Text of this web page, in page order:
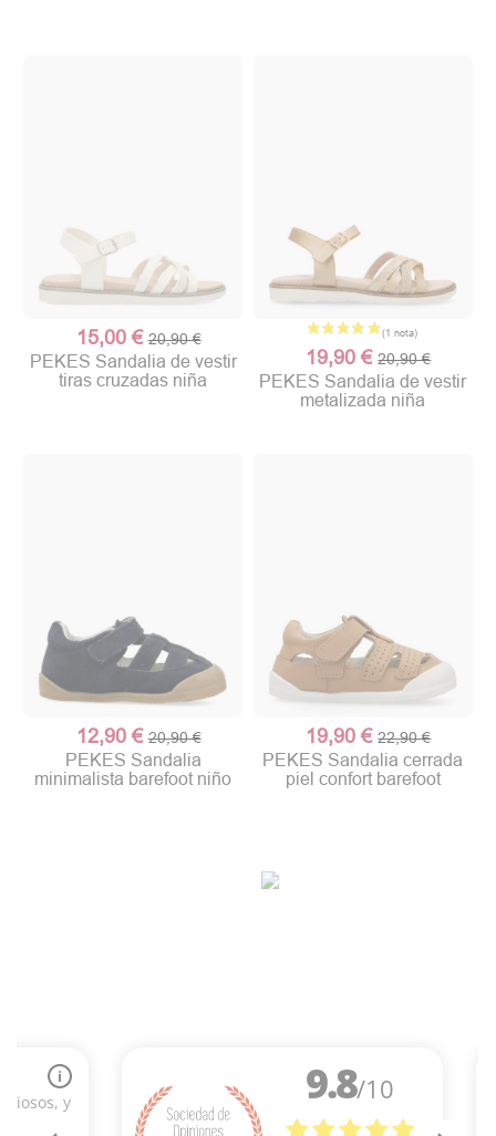
15,00 € 20,90 €
PEKES Sandalia de vestir
tiras cruzadas niña
19,90 € 20,90 €
PEKES Sandalia de vestir
metalizada niña
12,90 € 20,90 €
PEKES Sandalia
minimalista barefoot niño
19,90 € 22,90 €
PEKES Sandalia cerrada
piel confort barefoot